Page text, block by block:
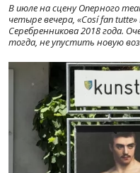
В июле на сцену Оперного
четыре вечера, «Cosí fan
Серебренникова 2018 года.
тогда, не упустить новую